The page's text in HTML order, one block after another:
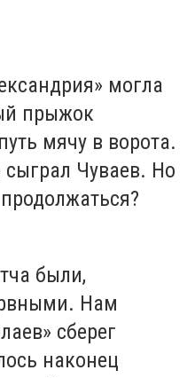
могла
прыжок
мячу в ворота.
Чуваев. Но
были,
Нам
сберег
наконец